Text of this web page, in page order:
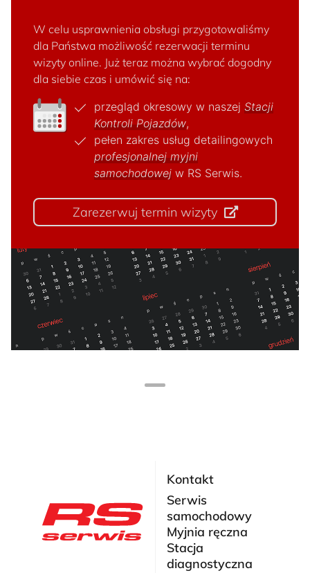
W celu usprawnienia obsługi przygotowaliśmy
dla Państwa możliwość rezerwacji terminu
wizyty online. Już teraz można wybrać dogodny
dla siebie czas i umówić się na:
przegląd okresowy w naszej Stacji
Kontroli Pojazdów,
pełen zakres usług detailingowych
profesjonalnej myjni
samochodowej w RS Serwis.
Zarezerwuj termin wizyty
Kontakt
Serwis
samochodowy
Myjnia ręczna
Stacja
diagnostyczna